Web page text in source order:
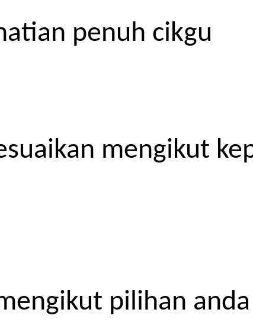
penuh cikgu
mengikut
pilihan